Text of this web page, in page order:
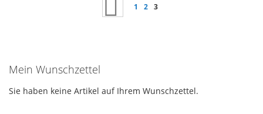
Seite
ZurückSeite
1 Seite
2 Sie lesen gerade Seite
3
Mein Wunschzettel
Sie haben keine Artikel auf Ihrem Wunschzettel.